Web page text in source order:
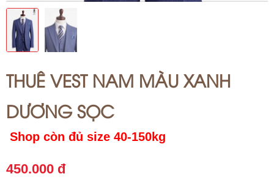
THUÊ VEST NAM MÀU XANH
DƯƠNG SỌC
Shop còn đủ size 40-150kg
450.000 đ